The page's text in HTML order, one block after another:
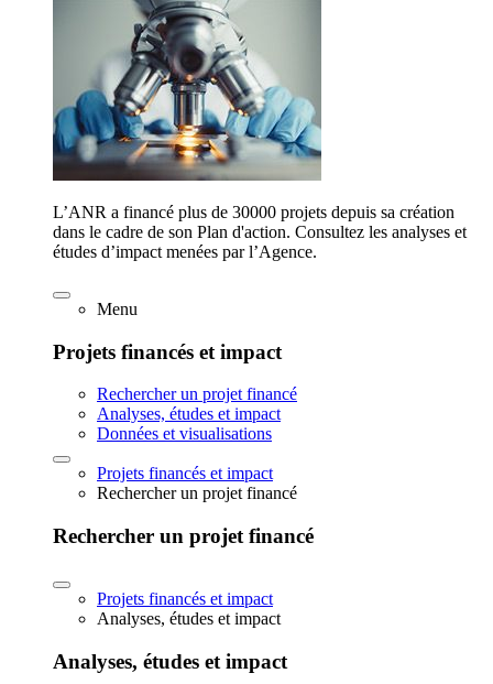
L’ANR a financé plus de 30000 projets depuis sa création
dans le cadre de son Plan d'action. Consultez les analyses et
études d’impact menées par l’Agence.
Menu
Projets financés et impact
Rechercher un projet financé
Analyses, études et impact
Données et visualisations
Projets financés et impact
Rechercher un projet financé
Rechercher un projet financé
Projets financés et impact
Analyses, études et impact
Analyses, études et impact